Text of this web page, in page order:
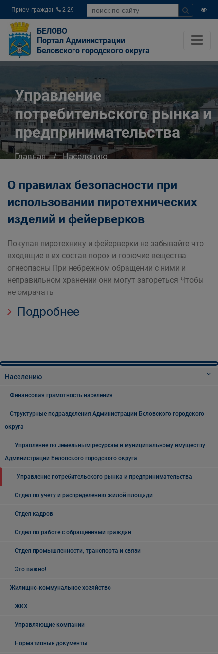
Прием граждан
2-29-
04
БЕЛОВО
Портал Администрации
Беловского городского округа
Управление
потребительского рынка и
предпринимательства
Главная
Населению
Беловского городского округа
Управление потребительского рынка и
предпринимательства
О правилах безопасности при
использовании пиротехнических
изделий и фейерверков
Покупая пиротехнику и фейерверки не забывайте что
входящие в их состав порох и горючие вещества
огнеопасны При небрежном обращении с ними и
неправильном хранении они могут загореться Чтобы
не омрачать
Подробнее
Населению
Финансовая грамотность населения
Структурные подразделения Администрации Беловского городского
округа
Управление по земельным ресурсам и муниципальному имуществу
Администрации Беловского городского округа
Управление потребительского рынка и предпринимательства
Отдел по учету и распределению жилой площади
Отдел кадров
Отдел по работе с обращениями граждан
Отдел промышленности, транспорта и связи
Это важно!
Жилищно-коммунальное хозяйство
ЖКХ
Управляющие компании
Нормативные документы